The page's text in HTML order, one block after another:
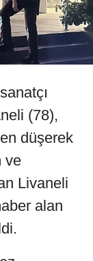
(78),
düşerek
ve
Livaneli
alan